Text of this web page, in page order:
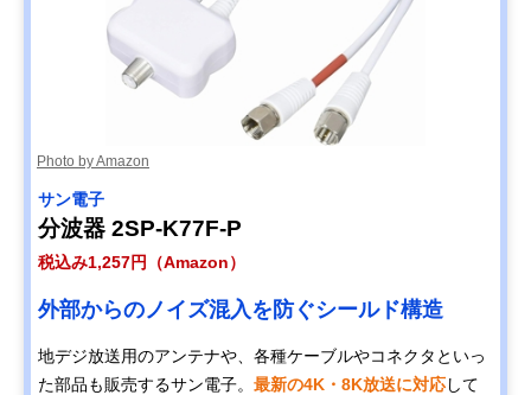
Photo by Amazon
サン電子
分波器 2SP-K77F-P
税込み1,257円（Amazon）
外部からのノイズ混入を防ぐシールド構造
地デジ放送用のアンテナや、各種ケーブルやコネクタといっ
た部品も販売するサン電子。 最新の4K・8K放送に対応して